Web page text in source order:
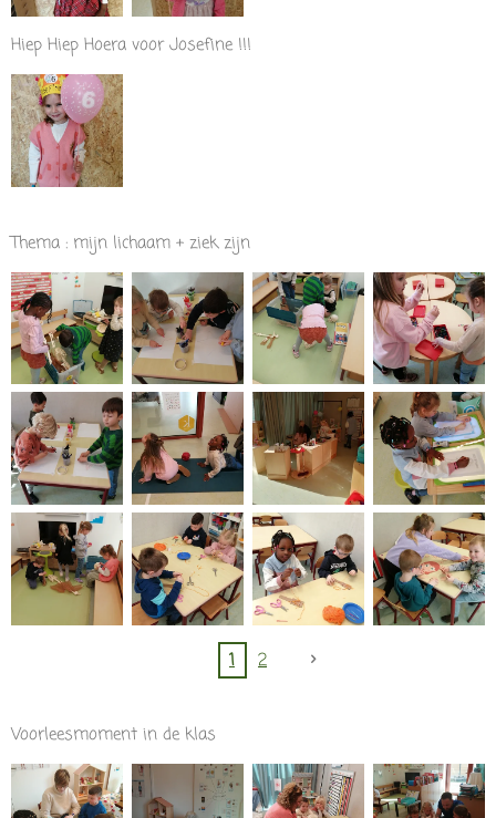
Hiep Hiep Hoera voor Josefine !!!
Thema : mijn lichaam + ziek zijn
1 2
Voorleesmoment in de klas